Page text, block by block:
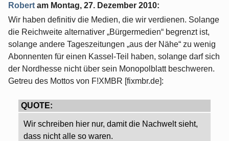
Robert am Montag, 27. Dezember 2010:
Wir haben definitiv die Medien, die wir verdienen. Solange
die Reichweite alternativer „Bürgermedien“ begrenzt ist,
solange andere Tageszeitungen „aus der Nähe“ zu wenig
Abonnenten für einen Kassel-Teil haben, solange darf sich
der Nordhesse nicht über sein Monopolblatt beschweren.
Getreu des Mottos von F!XMBR [fixmbr.de]:
QUOTE:
Wir schreiben hier nur, damit die Nachwelt sieht,
dass nicht alle so waren.